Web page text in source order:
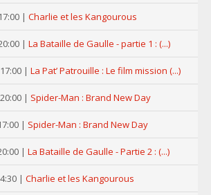
| Charlie et les Kangourous
| La Bataille de Gaulle - partie 1 : (...)
| La Pat’ Patrouille : Le film mission (...)
| Spider-Man : Brand New Day
| Spider-Man : Brand New Day
| La Bataille de Gaulle - Partie 2 : (...)
| Charlie et les Kangourous